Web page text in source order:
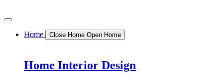
til
Home
Close Home Open Home
Home Interior Design